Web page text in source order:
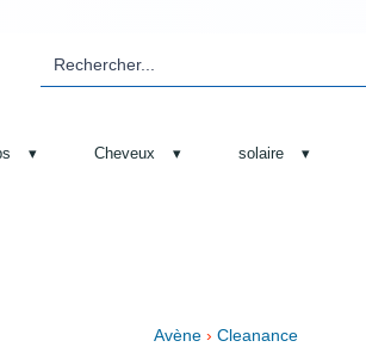
▾ Cheveux ▾ solaire ▾
Avène › Cleanance